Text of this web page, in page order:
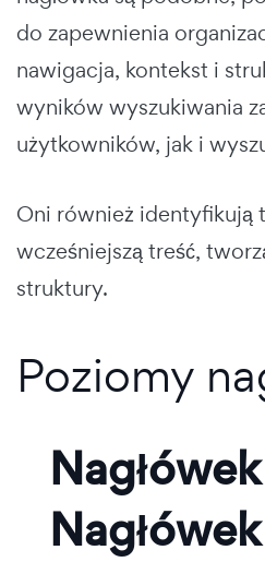
do zapewnienia
nawigacja, kontekst i
wyników wyszukiwania
użytkowników, jak i
Oni również identyfikują
wcześniejszą treść,
struktury.
Poziomy